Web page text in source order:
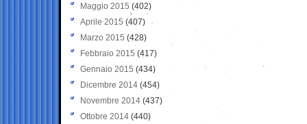
Maggio 2015 (402)
Aprile 2015 (407)
Marzo 2015 (428)
Febbraio 2015 (417)
Gennaio 2015 (434)
Dicembre 2014 (454)
Novembre 2014 (437)
Ottobre 2014 (440)